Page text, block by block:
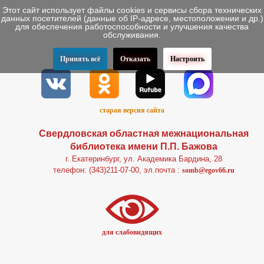
старая версия сайта
Свердловская областная межнациональная
библиотека имени П.П. Бажова
г. Екатеринбург, ул. Академика Бардина, 28
телефон: (343)211-07-00, эл.почта : somb@egov66.ru
для слабовидящих
Этот сайт использует файлы cookies и сервисы сбора технических
данных посетителей (данные об IP-адресе, местоположении и др.)
для обеспечения работоспособности и улучшения качества
обслуживания.
Принять всё Отказать Настроить